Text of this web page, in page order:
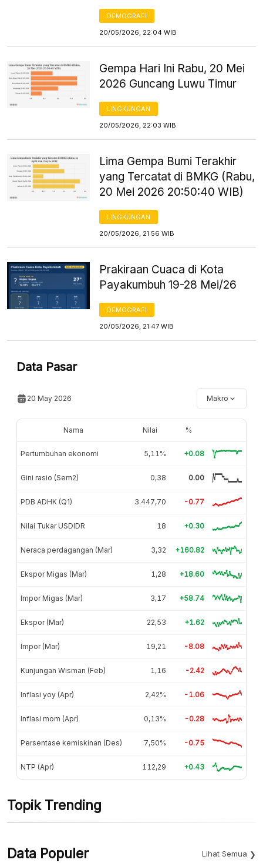
DEMOGRAFI
20/05/2026, 22:04 WIB
Gempa Hari Ini Rabu, 20 Mei
2026 Guncang Luwu Timur
LINGKUNGAN
20/05/2026, 22:03 WIB
Lima Gempa Bumi Terakhir
yang Tercatat di BMKG (Rabu,
20 Mei 2026 20:50:40 WIB)
LINGKUNGAN
20/05/2026, 21:56 WIB
Prakiraan Cuaca di Kota
Payakumbuh 19-28 Mei/26
DEMOGRAFI
20/05/2026, 21:47 WIB
Data Pasar
20 May 2026 Makro
Nama Nilai %
Pertumbuhan ekonomi 5,11% +0.08
Gini rasio (Sem2) 0,38 0.00
PDB ADHK (Q1) 3.447,70 -0.77
Nilai Tukar USDIDR 18 +0.30
Neraca perdagangan (Mar) 3,32 +160.82
Ekspor Migas (Mar) 1,28 +18.60
Impor Migas (Mar) 3,17 +58.74
Ekspor (Mar) 22,53 +1.62
Impor (Mar) 19,21 -8.08
Kunjungan Wisman (Feb) 1,16 -2.42
Inflasi yoy (Apr) 2,42% -1.06
Inflasi mom (Apr) 0,13% -0.28
Persentase kemiskinan (Des) 7,50% -0.75
NTP (Apr) 112,29 +0.43
Topik Trending
Data Populer Lihat Semua